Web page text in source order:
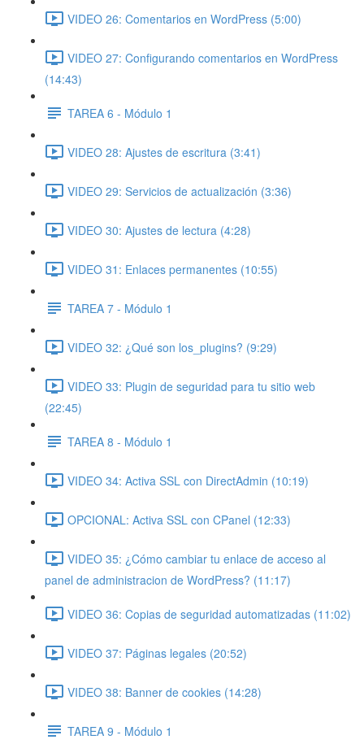
VIDEO 26: Comentarios en WordPress (5:00)
VIDEO 27: Configurando comentarios en WordPress
(14:43)
TAREA 6 - Módulo 1
VIDEO 28: Ajustes de escritura (3:41)
VIDEO 29: Servicios de actualización (3:36)
VIDEO 30: Ajustes de lectura (4:28)
VIDEO 31: Enlaces permanentes (10:55)
TAREA 7 - Módulo 1
VIDEO 32: ¿Qué son los_plugins? (9:29)
VIDEO 33: Plugin de seguridad para tu sitio web
(22:45)
TAREA 8 - Módulo 1
VIDEO 34: Activa SSL con DirectAdmin (10:19)
OPCIONAL: Activa SSL con CPanel (12:33)
VIDEO 35: ¿Cómo cambiar tu enlace de acceso al
panel de administracion de WordPress? (11:17)
VIDEO 36: Copias de seguridad automatizadas (11:02)
VIDEO 37: Páginas legales (20:52)
VIDEO 38: Banner de cookies (14:28)
TAREA 9 - Módulo 1